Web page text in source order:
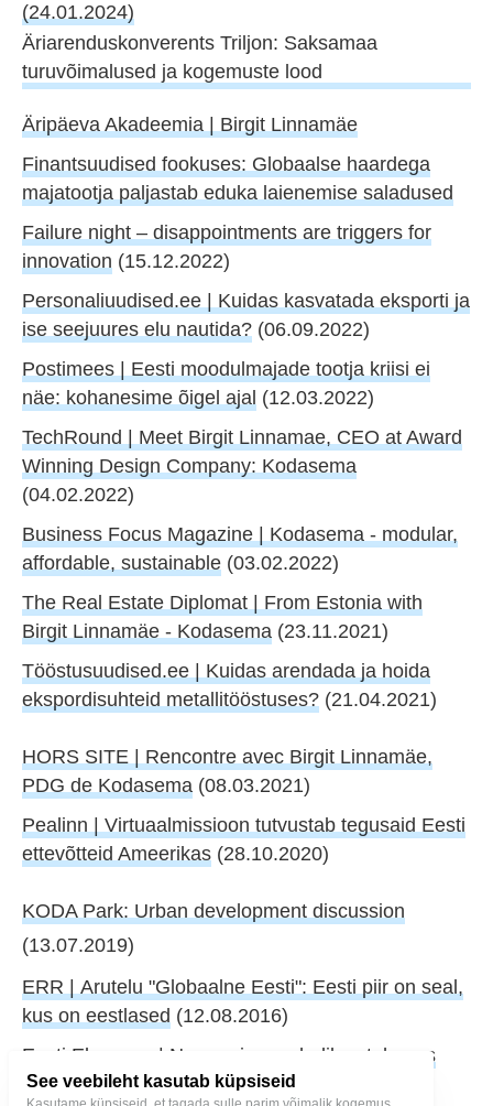
(24.01.2024)
Äriarenduskonverents Triljon: Saksamaa
turuvõimalused ja kogemuste lood
Äripäeva Akadeemia | Birgit Linnamäe
Finantsuudised fookuses: Globaalse haardega
majatootja paljastab eduka laienemise saladused
Failure night – disappointments are triggers for
innovation (15.12.2022)
Personaliuudised.ee | Kuidas kasvatada eksporti ja
ise seejuures elu nautida? (06.09.2022)
Postimees | Eesti moodulmajade tootja kriisi ei
näe: kohanesime õigel ajal (12.03.2022)
TechRound | Meet Birgit Linnamae, CEO at Award
Winning Design Company: Kodasema
(04.02.2022)
Business Focus Magazine | Kodasema - modular,
affordable, sustainable (03.02.2022)
The Real Estate Diplomat | From Estonia with
Birgit Linnamäe - Kodasema (23.11.2021)
Tööstusuudised.ee | Kuidas arendada ja hoida
ekspordisuhteid metallitööstuses? (21.04.2021)
HORS SITE | Rencontre avec Birgit Linnamäe,
PDG de Kodasema (08.03.2021)
Pealinn | Virtuaalmissioon tutvustab tegusaid Eesti
ettevõtteid Ameerikas (28.10.2020)
KODA Park: Urban development discussion
(13.07.2019)
ERR | Arutelu "Globaalne Eesti": Eesti piir on seal,
kus on eestlased (12.08.2016)
Eesti Ekspress | Noor naine mehelikus tehases
(10.10.2002)
See veebileht kasutab küpsiseid